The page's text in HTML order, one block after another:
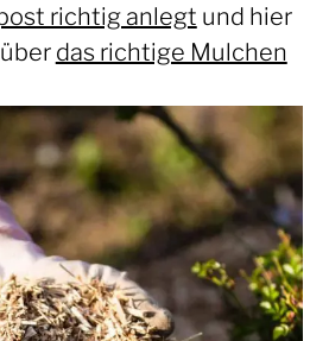
richtig anlegt und hier
das richtige Mulchen